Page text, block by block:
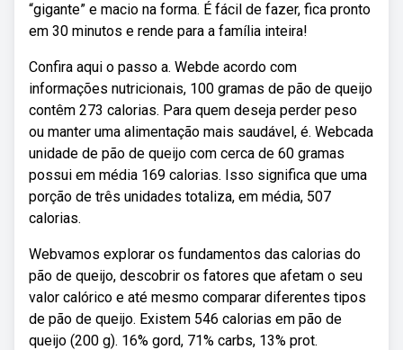
“gigante” e macio na forma. É fácil de fazer, fica pronto
em 30 minutos e rende para a família inteira!
Confira aqui o passo a. Webde acordo com
informações nutricionais, 100 gramas de pão de queijo
contêm 273 calorias. Para quem deseja perder peso
ou manter uma alimentação mais saudável, é. Webcada
unidade de pão de queijo com cerca de 60 gramas
possui em média 169 calorias. Isso significa que uma
porção de três unidades totaliza, em média, 507
calorias.
Webvamos explorar os fundamentos das calorias do
pão de queijo, descobrir os fatores que afetam o seu
valor calórico e até mesmo comparar diferentes tipos
de pão de queijo. Existem 546 calorias em pão de
queijo (200 g). 16% gord, 71% carbs, 13% prot.